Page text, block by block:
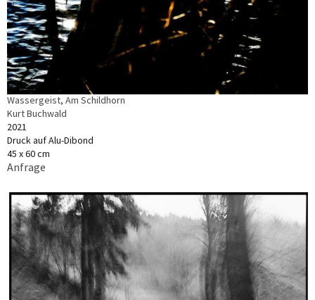
Wassergeist, Am Schildhorn
Kurt Buchwald
2021
Druck auf Alu-Dibond
45 x 60 cm
Anfrage